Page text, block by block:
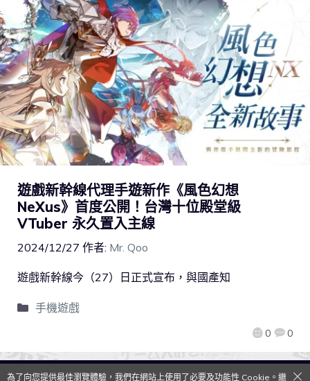
遊戲新幹線代理手遊新作《風色幻想
NeXus》首度公開！台灣十位殿堂級
VTuber 永久置入主線
2024/12/27 作者: Mr. Qoo
0 0
遊戲新幹線今（27）日正式宣布，與國產知
手機遊戲
為了向您提供最佳瀏覽體驗，我們在網站上使用了必要及功能性 Cookie。繼